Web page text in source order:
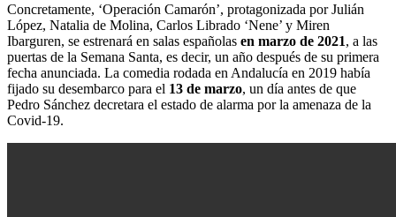
Concretamente, ‘Operación Camarón’, protagonizada por Julián
López, Natalia de Molina, Carlos Librado ‘Nene’ y Miren
Ibarguren, se estrenará en salas españolas en marzo de 2021, a las
puertas de la Semana Santa, es decir, un año después de su primera
fecha anunciada. La comedia rodada en Andalucía en 2019 había
fijado su desembarco para el 13 de marzo, un día antes de que
Pedro Sánchez decretara el estado de alarma por la amenaza de la
Covid-19.